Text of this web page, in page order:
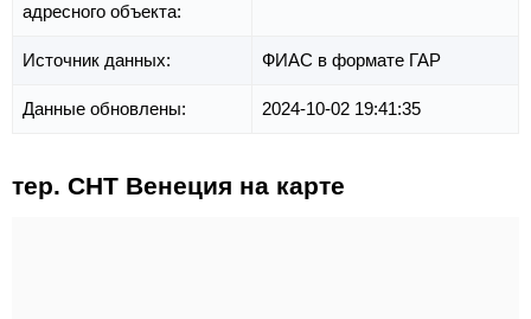
адресного объекта:
Источник данных: ФИАС в формате ГАР
Данные обновлены: 2024-10-02 19:41:35
тер. СНТ Венеция на карте